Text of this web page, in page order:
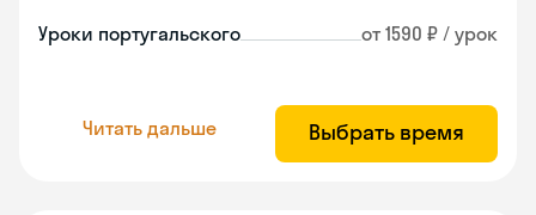
Уроки португальского от 1590 ₽ / урок
Читать дальше Выбрать время